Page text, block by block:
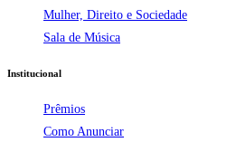
Mulher, Direito e Sociedade
Sala de Música
Institucional
Prêmios
Como Anunciar